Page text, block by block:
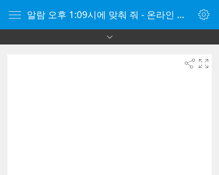
알람 오후 1:09시에 맞춰 줘 - 온라인 알람 시계 - 자명종 온라인 - 온라인 자명종